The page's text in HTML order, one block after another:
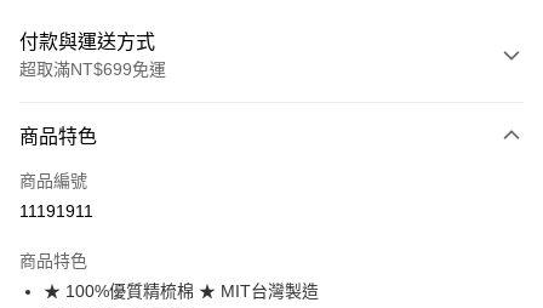
付款與運送方式
超取滿NT$699免運
信用卡一次付款
信用卡分期付款
合作金庫商業銀行
華南商業銀行
彰化商業銀行
超商取貨付款
商品特色
商品編號
11191911
商品特色
★ 100%優質精梳棉 ★ MIT台灣製造